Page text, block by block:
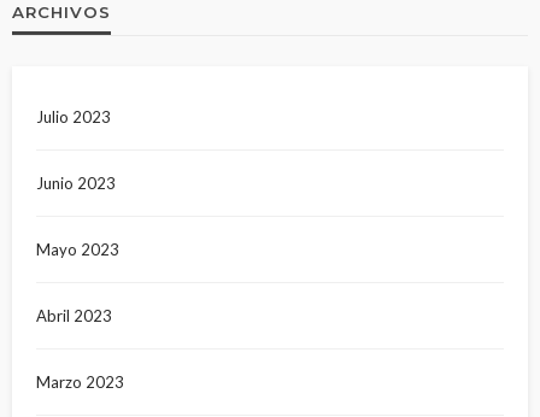
ARCHIVOS
Julio 2023
Junio 2023
Mayo 2023
Abril 2023
Marzo 2023